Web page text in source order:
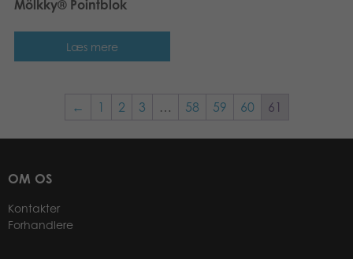
Mölkky® Pointblok
Læs mere
← 1 2 3 … 58 59 60 61
OM OS
Kontakter
Forhandlere